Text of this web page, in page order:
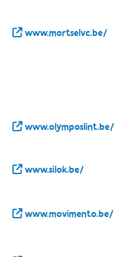
www.mortselvc.be/
www.olymposlint.be/
www.silok.be/
www.movimento.be/